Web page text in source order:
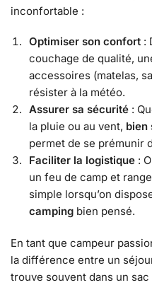
inconfortable :
Optimiser son confort :
couchage de qualité,
accessoires (matelas,
résister à la météo.
Assurer sa sécurité :
la pluie ou au vent, bien
permet de se prémunir
Faciliter la logistique :
un feu de camp et
simple lorsqu’on
camping bien pensé.
En tant que campeur
la différence entre un
trouve souvent dans un